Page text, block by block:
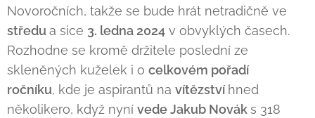
Novoročních, takže se bude hrát netradičně ve
středu a sice 3. ledna 2024 v obvyklých časech.
Rozhodne se kromě držitele poslední ze
skleněných kuželek i o celkovém pořadí
ročníku, kde je aspirantů na vítězství hned
několikero, když nyní vede Jakub Nováks 318